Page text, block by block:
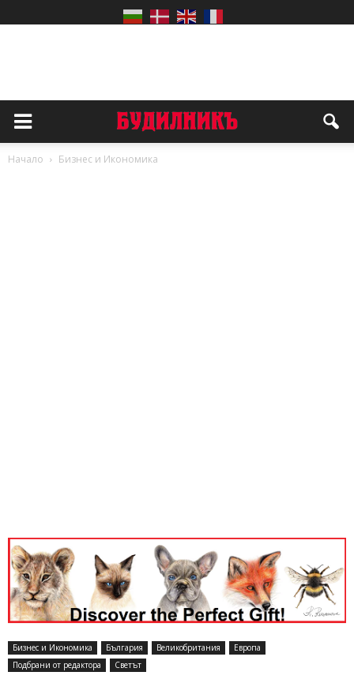
Начало Бизнес и Икономика
Бизнес и Икономика България Великобритания
Европа
Подбрани от редактора
Светът